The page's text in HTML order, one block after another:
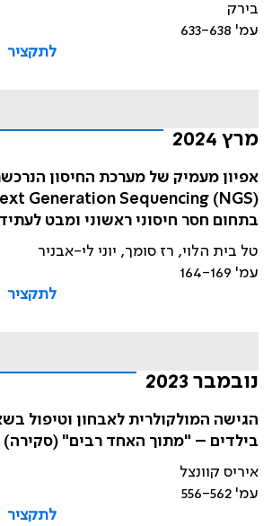
בירק
עמ' 633-638
לתקציר
מרץ 2024
אפיון מעמיק של מערכת החיסון
בתחום חסר חיסוני ראשוני ומבט לעתיד
טל בית הלוי, רז סומך, יוני לי-אבניר
עמ' 164-169
לתקציר
נובמבר 2023
הגישה המולקולרית לאבחון וטיפול
בילדים – "מתוך האחד רבים" (סקירה)
איריס קוונצל
עמ' 556-562
לתקציר